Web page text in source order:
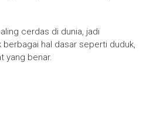
cerdas di dunia, jadi
hal dasar seperti duduk,
yang benar.